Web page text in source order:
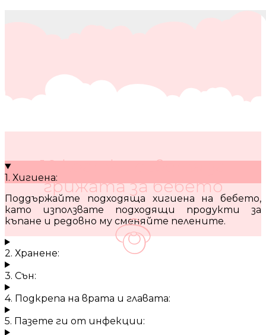
10 кратки съвета за
грижата за бебето
1. Хигиена:
Поддържайте подходяща хигиена на бебето,
като използвате подходящи продукти за
къпане и редовно му сменяйте пелените.
2. Хранене:
3. Сън:
4. Подкрепа на врата и главата:
5. Пазете ги от инфекции: